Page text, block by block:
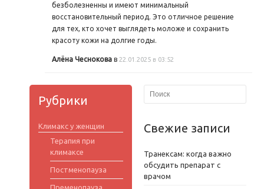
безболезненны и имеют минимальный
восстановительный период. Это отличное решение
для тех, кто хочет выглядеть моложе и сохранить
красоту кожи на долгие годы.
Алёна Чеснокова в 22.01.2025 в 03:52
Рубрики
Климакс у женщин
Терапия при
климаксе
Постменопауза
Пременопауза
Свежие записи
Транексам: когда важно
обсудить препарат с
врачом